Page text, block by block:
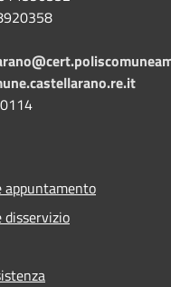
appuntamento
disservizio